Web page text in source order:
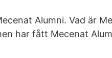
Alumni. Vad är
har fått Mecenat